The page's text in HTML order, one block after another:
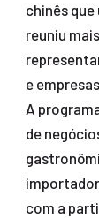
chinês
reuniu
e
A
de
com a